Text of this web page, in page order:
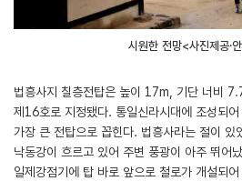
시원한 전망<사진제공․
법흥사지 칠층전탑은 높이 17m, 기단 너비
제16호로 지정됐다. 통일신라시대에 조성되
가장 큰 전탑으로 꼽힌다. 법흥사라는 절이 있
낙동강이 흐르고 있어 주변 풍광이 아주 뛰어
일제강점기에 탑 바로 앞으로 철로가 개설되어